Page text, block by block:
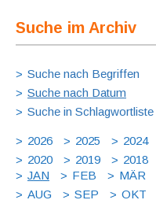
Suche im Archiv
Suche nach Begriffen
Suche nach Datum
Suche in Schlagwortliste
2026 2025 2024
2020
2019 2018
JAN
FEB MÄR
AUG
SEP OKT